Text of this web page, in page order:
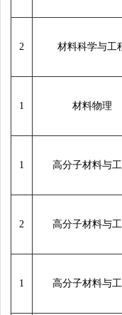
2 材料科学与工
1 材料物理
1 高分子材料与
2 高分子材料与
1 高分子材料与